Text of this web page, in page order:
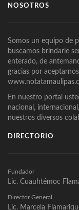
NOSOTROS
Somos un equipo de
buscamos brindarle
enterado, de
gracias por
En nuestro portal
nacional,
nuestros diversos
DIRECTORIO
Fundador
Lic. Cuauhtémoc
Director General
Lic. Marcela